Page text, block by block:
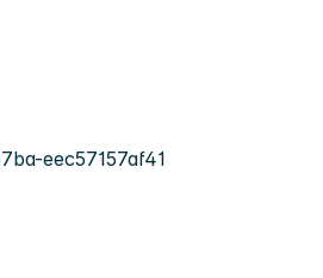
eec57157af41